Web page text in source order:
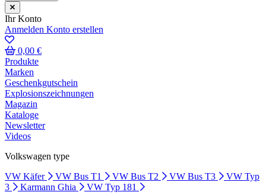
Ihr Konto
Anmelden Konto erstellen
0,00 €
Produkte
Marken
Geschenkgutschein
Explosionszeichnungen
Magazin
Kataloge
Newsletter
Videos
Volkswagen type
VW Käfer
VW Bus T1 VW Bus T2 VW Bus T3
VW Typ
3
Karmann Ghia VW Typ 181